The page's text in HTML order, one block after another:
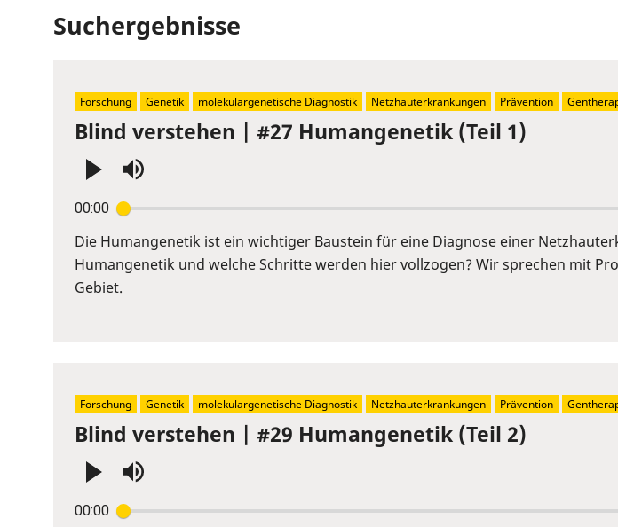
Suchergebnisse
Blind verstehen | #27 Humangenetik (Teil 1)
00:00
Enter
or
Space
Die Humangenetik ist ein wichtiger Baustein für eine Diagnose einer
Humangenetik und welche Schritte werden hier vollzogen? Wir sprechen mit
Gebiet.
Forschung Genetik molekulargenetische Diagnostik Netzhauterkrankungen Prävention
Blind verstehen | #29 Humangenetik (Teil 2)
00:00
Enter
Forschung Genetik molekulargenetische Diagnostik Netzhauterkrankungen Prävention